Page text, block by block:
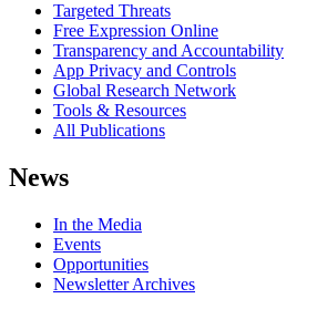
Targeted Threats
Free Expression Online
Transparency and Accountability
App Privacy and Controls
Global Research Network
Tools & Resources
All Publications
News
In the Media
Events
Opportunities
Newsletter Archives